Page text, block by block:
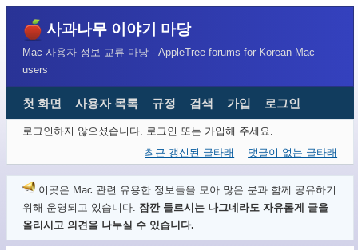
사과나무 이야기 마당
Mac 사용자 정보 교류 마당 - AppleTree forums for Korean Mac
users
첫 화면 사용자 목록 규정 검색 가입 로그인
로그인하지 않으셨습니다.
로그인 또는 가입해 주세요.
최근 갱신된 글타래
댓글이 없는 글타래
이곳은 Mac 관련 유용한 정보들을 모아 많은 분과 함께 공유하기
위해 운영되고 있습니다. 잠깐 들르시는 나그네라도 자유롭게 글을
올리시고 의견을 나누실 수 있습니다.